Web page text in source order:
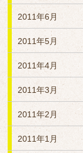
2011年6月
2011年5月
2011年4月
2011年3月
2011年2月
2011年1月